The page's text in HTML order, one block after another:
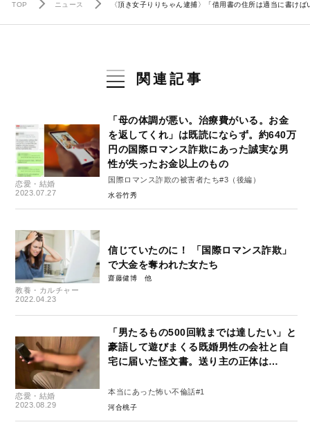
TOP ニュース 〈頂き女子りりちゃん逮捕〉「借用書の住所は適当に書け
関連記事
恋愛・結婚
2023.07.27
「母の体調が悪い。治療費がいる。お金
を返してくれ」は既読にならず。約640万
円の国際ロマンス詐欺にあった誠実な男
性が失ったお金以上のもの
国際ロマンス詐欺の被害者たち#3（後編）
水谷竹秀
教養・カルチャー
2022.04.23
信じていたのに！ 「国際ロマンス詐欺」
で大金を奪われた女たち
齋藤健博
恋愛・結婚
2023.08.29
「男たるもの500回戦までは達したい」と
豪語して遊びまくる既婚男性の会社と自
宅に届いた怪文書。送り主の正体は…
本当にあった怖い不倫話#1
河合桃子